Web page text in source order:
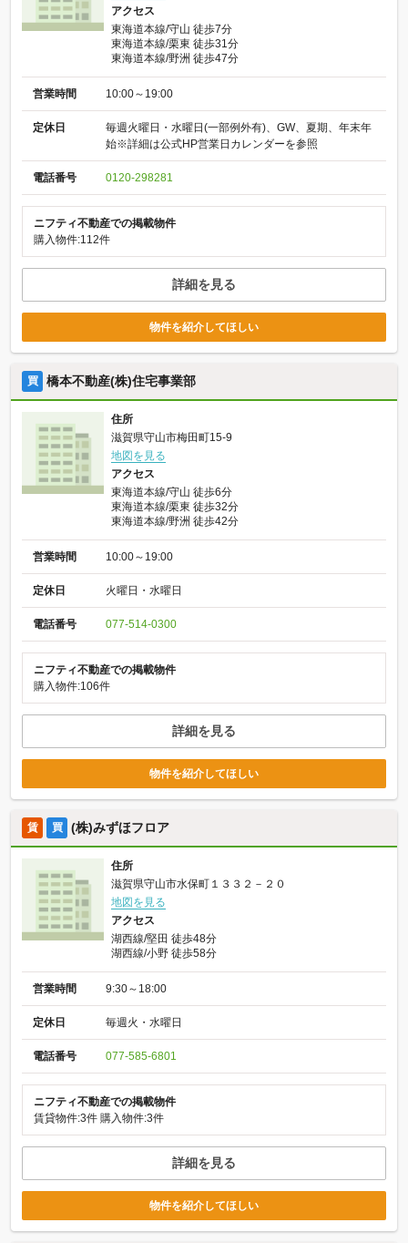
アクセス
東海道本線/守山 徒歩7分
東海道本線/栗東 徒歩31分
東海道本線/野洲 徒歩47分
営業時間 10:00～19:00
定休日
毎週火曜日・水曜日(一部例外有)、GW、夏期、年末年
始※詳細は公式HP営業日カレンダーを参照
電話番号 0120-298281
ニフティ不動産での掲載物件
購入物件:112件
詳細を見る
物件を紹介してほしい
買 橋本不動産(株)住宅事業部
住所
滋賀県守山市梅田町15-9
地図を見る
アクセス
東海道本線/守山 徒歩6分
東海道本線/栗東 徒歩32分
東海道本線/野洲 徒歩42分
営業時間 10:00～19:00
定休日 火曜日・水曜日
電話番号 077-514-0300
ニフティ不動産での掲載物件
購入物件:106件
詳細を見る
物件を紹介してほしい
賃 買 (株)みずほフロア
住所
滋賀県守山市水保町１３３２－２０
地図を見る
アクセス
湖西線/堅田 徒歩48分
湖西線/小野 徒歩58分
営業時間 9:30～18:00
定休日 毎週火・水曜日
電話番号 077-585-6801
ニフティ不動産での掲載物件
賃貸物件:3件 購入物件:3件
詳細を見る
物件を紹介してほしい